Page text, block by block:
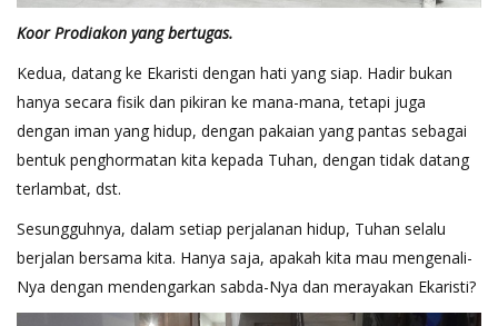
Koor Prodiakon yang bertugas.
Kedua, datang ke Ekaristi dengan hati yang siap. Hadir bukan
hanya secara fisik dan pikiran ke mana-mana, tetapi juga
dengan iman yang hidup, dengan pakaian yang pantas sebagai
bentuk penghormatan kita kepada Tuhan, dengan tidak datang
terlambat, dst.
Sesungguhnya, dalam setiap perjalanan hidup, Tuhan selalu
berjalan bersama kita. Hanya saja, apakah kita mau mengenali-
Nya dengan mendengarkan sabda-Nya dan merayakan Ekaristi?